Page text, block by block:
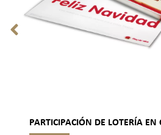
PARTICIPACIÓN DE LOTERÍA EN